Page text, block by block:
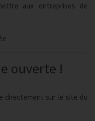
aux entreprises de
ouverte !
directement sur le site du